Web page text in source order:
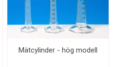
Mätcylinder - hög modell